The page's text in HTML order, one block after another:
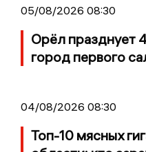
05/08/2026 08:30
Орёл празднует
город первого
04/08/2026 08:30
Топ-10 мясных